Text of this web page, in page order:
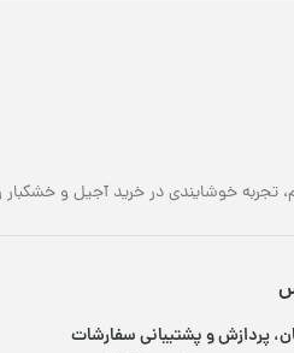
خوشایندی در خرید آجیل و خشکبار
پردازش و پشتیبانی سفارشات